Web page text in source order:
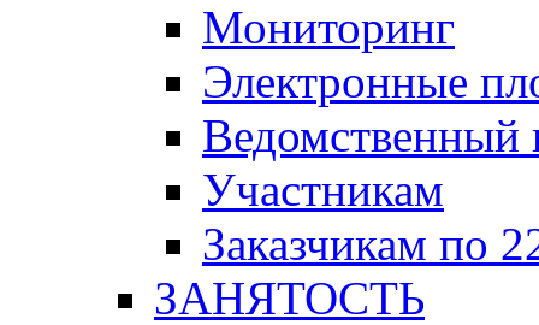
Мониторинг
Электронные
Ведомственный
Участникам
Заказчикам по
ЗАНЯТОСТЬ